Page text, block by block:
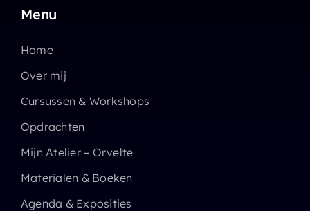
Menu
Home
Over mij
Cursussen & Workshops
Opdrachten
Mijn Atelier – Orvelte
Materialen & Boeken
Agenda & Exposities